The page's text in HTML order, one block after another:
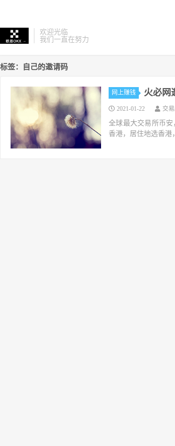
欢迎光临
我们一直在努力
标签：自己的邀请码
网上赚钱 火必网
2021-01-22 交
全球最大交易所币安
香港，居住地选香港